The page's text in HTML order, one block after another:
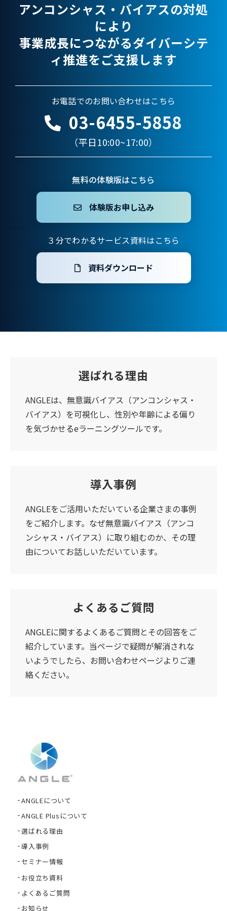
アンコンシャス・バイアスの対処
により
事業成長につながるダイバーシテ
ィ推進をご支援します
お電話でのお問い合わせはこちら
03-6455-5858
（平日10:00~17:00）
無料の体験版はこちら
体験版お申し込み
３分でわかるサービス資料はこちら
資料ダウンロード
選ばれる理由
ANGLEは、無意識バイアス（アンコンシャス・
バイアス）を可視化し、性別や年齢による偏り
を気づかせるeラーニングツールです。
導入事例
ANGLEをご活用いただいている企業さまの事例
をご紹介します。なぜ無意識バイアス（アンコ
ンシャス・バイアス）に取り組むのか、その理
由についてお話しいただいています。
よくあるご質問
ANGLEに関するよくあるご質問とその回答をご
紹介しています。当ページで疑問が解消されな
いようでしたら、お問い合わせページよりご連
絡ください。
ANGLEについて
ANGLE Plusについて
選ばれる理由
導入事例
セミナー情報
お役立ち資料
よくあるご質問
お知らせ